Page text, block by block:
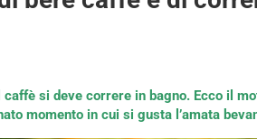
si deve correre in bagno. Ecco il
momento in cui si gusta l’amata